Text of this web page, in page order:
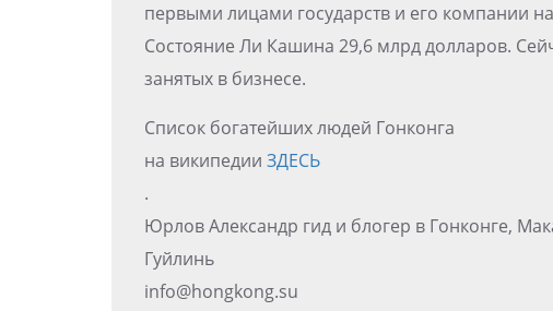
первыми лицами государств и его компании
Состояние Ли Кашина 29,6 млрд долларов.
занятых в бизнесе.
Список богатейших людей Гонконга
на википедии ЗДЕСЬ
.
Юрлов Александр гид и блогер в Гонконге,
Гуйлинь
info@hongkong.su